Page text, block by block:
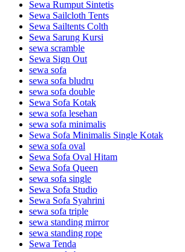
Sewa Rumput Sintetis
Sewa Sailcloth Tents
Sewa Sailtents Colth
Sewa Sarung Kursi
sewa scramble
Sewa Sign Out
sewa sofa
sewa sofa bludru
sewa sofa double
Sewa Sofa Kotak
sewa sofa lesehan
sewa sofa minimalis
Sewa Sofa Minimalis Single Kotak
sewa sofa oval
Sewa Sofa Oval Hitam
Sewa Sofa Queen
sewa sofa single
Sewa Sofa Studio
Sewa Sofa Syahrini
sewa sofa triple
sewa standing mirror
sewa standing rope
Sewa Tenda